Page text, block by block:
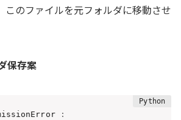
のファイルを元フォルダに移動させ
保存案
: